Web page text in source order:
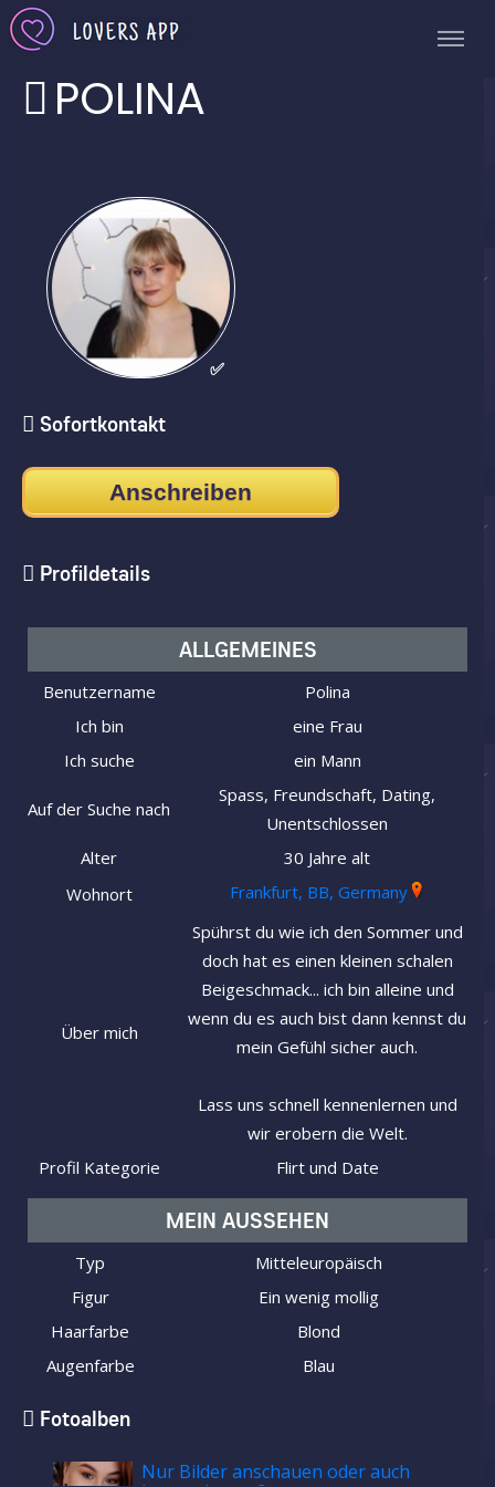
POLINA
✅
Sofortkontakt
Anschreiben
Profildetails
ALLGEMEINES
Benutzername
Polina
Ich bin
eine Frau
Ich suche
ein Mann
Auf der Suche nach
Spass, Freundschaft, Dating,
Unentschlossen
Alter
30 Jahre alt
Wohnort
Frankfurt, BB, Germany
Über mich
Spührst du wie ich den Sommer und
doch hat es einen kleinen schalen
Beigeschmack... ich bin alleine und
wenn du es auch bist dann kennst du
mein Gefühl sicher auch.
Lass uns schnell kennenlernen und
wir erobern die Welt.
Profil Kategorie
Flirt und Date
MEIN AUSSEHEN
Typ
Mitteleuropäisch
Figur
Ein wenig mollig
Haarfarbe
Blond
Augenfarbe
Blau
Fotoalben
Nur Bilder anschauen oder auch